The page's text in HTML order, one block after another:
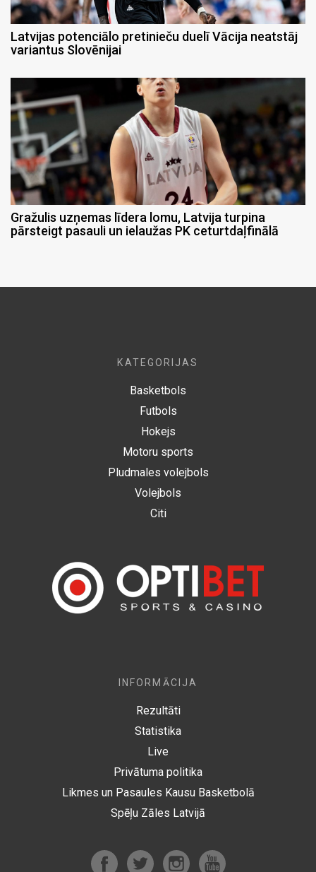
Latvijas potenciālo pretinieču duelī Vācija neatstāj
variantus Slovēnijai
Gražulis uzņemas līdera lomu, Latvija turpina
pārsteigt pasauli un ielaužas PK ceturtdaļfinālā
KATEGORIJAS
Basketbols
Futbols
Hokejs
Motoru sports
Pludmales volejbols
Volejbols
Citi
INFORMĀCIJA
Rezultāti
Statistika
Live
Privātuma politika
Likmes un Pasaules Kausu Basketbolā
Spēļu Zāles Latvijā